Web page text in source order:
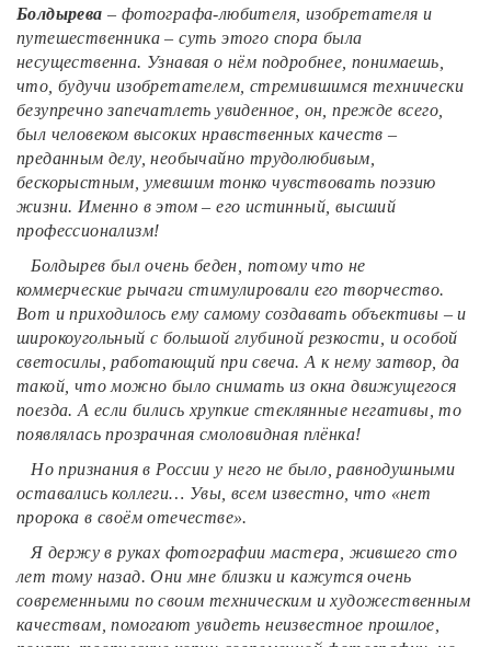
Болдырева – фотографа-любителя, изобретателя и
путешественника – суть этого спора была
несущественна. Узнавая о нём подробнее, понимаешь,
что, будучи изобретателем, стремившимся технически
безупречно запечатлеть увиденное, он, прежде всего,
был человеком высоких нравственных качеств –
преданным делу, необычайно трудолюбивым,
бескорыстным, умевшим тонко чувствовать поэзию
жизни. Именно в этом – его истинный, высший
профессионализм!
Болдырев был очень беден, потому что не
коммерческие рычаги стимулировали его творчество.
Вот и приходилось ему самому создавать объективы – и
широкоугольный с большой глубиной резкости, и особой
светосилы, работающий при свеча. А к нему затвор, да
такой, что можно было снимать из окна движущегося
поезда. А если бились хрупкие стеклянные негативы, то
появлялась прозрачная смоловидная плёнка!
Но признания в России у него не было, равнодушными
оставались коллеги… Увы, всем известно, что «нет
пророка в своём отечестве».
Я держу в руках фотографии мастера, жившего сто
лет тому назад. Они мне близки и кажутся очень
современными по своим техническим и художественным
качествам, помогают увидеть неизвестное прошлое,